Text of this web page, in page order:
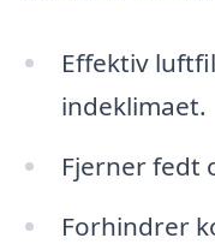
Effektiv
indeklimaet.
Fjerner fedt
Forhindrer